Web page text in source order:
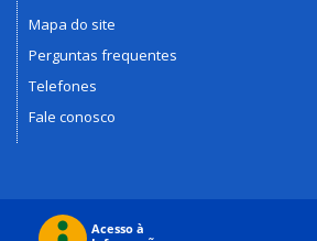
Mapa do site
Perguntas frequentes
Telefones
Fale conosco